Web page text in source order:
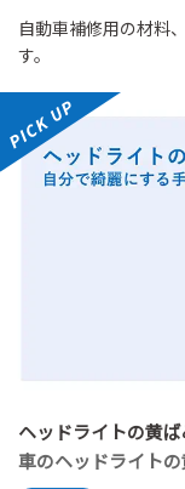
⾃動⾞補修⽤の材料
す。